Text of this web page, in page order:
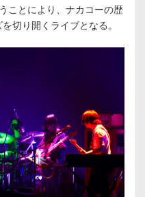
ことにより、ナカコーの歴
切り開くライブとなる。